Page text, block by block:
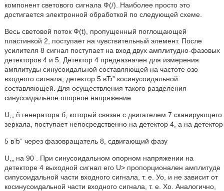
компонент светового сигнала Ф(/). Наиболее просто это
достигается электронной обработкой по следующей схеме.
Весь световой поток Ф(t), пропущенный поглощающей
пластинкой 2, поступает на чувствительный элемент. После
усилителя 8 сигнал поступает на вход двух амплитудно-фазовых
детекторов 4 и 5. Детектор 4 предназначен для измерения
амплитуды синусоидальной составляющей на частоте озо
входного сигнала, детектор 5 вЂ” косинусоидальной
составляющей. Для осуществления такого разделения
синусоидальное опорное напряжение
U,„ ñ генератора б, который связан с двигателем 7 сканирующего
зеркала, поступает непосредственно на детектор 4, а на детектор
5 вЂ” через фазовращатель 8, сдвигающий фазу
U,„ на 90 . При синусоидальном опорном напряжении на
детекторе 4 выходной сигнал его U> пропорционален амплитуде
сипусоидальной части входного сигнала, т. е. Уо, и не зависит от
косинусоидальной части входного сигнала, т. е. Хо. Аналогично,